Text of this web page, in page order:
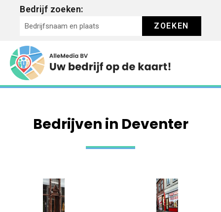
Bedrijf zoeken:
ZOEKEN
Bedrijven in Deventer